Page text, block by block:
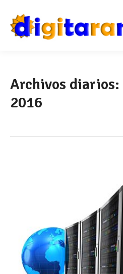
Archivos diarios:
2016